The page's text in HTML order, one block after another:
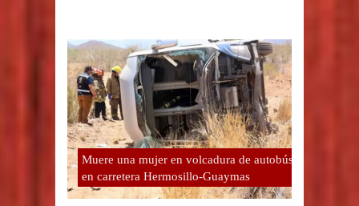
Muere una mujer en volcadura de autobús
en carretera Hermosillo-Guaymas